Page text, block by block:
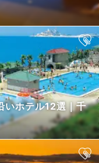
いホテル12選｜千